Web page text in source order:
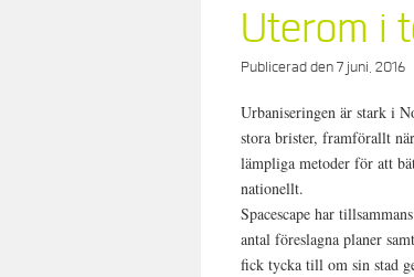
Uterom i
Publicerad den7 juni, 2016
Urbaniseringen är stark i
stora brister, framförallt
lämpliga metoder för att
nationellt.
Spacescape har
antal föreslagna planer
fick tycka till om sin stad